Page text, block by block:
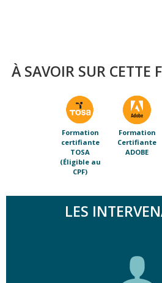
À SAVOIR SUR CETTE
Formation
certifiante
TOSA
(Éligible au
CPF)
Formation
Certifiante
ADOBE
LES